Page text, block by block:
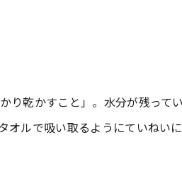
り乾かすこと」。水分が残って
オルで吸い取るようにていねい